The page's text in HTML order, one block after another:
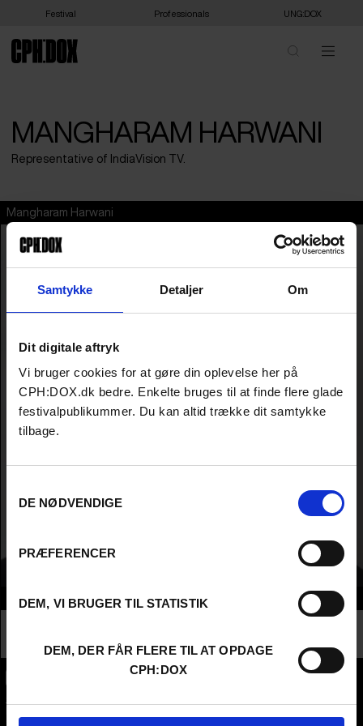
Samtykke Detaljer Om
Dit digitale aftryk
Vi bruger cookies for at gøre din oplevelse her på
CPH:DOX.dk bedre. Enkelte bruges til at finde flere glade
festivalpublikummer. Du kan altid trække dit samtykke
tilbage.
DE NØDVENDIGE
PRÆFERENCER
DEM, VI BRUGER TIL STATISTIK
DEM, DER FÅR FLERE TIL AT OPDAGE
CPH:DOX
Festival Professionals UNG:DOX
MANGHARAM HARWANI
Representative of IndiaVision TV.
Mangharam Harwani
Info
Critic /Journalist